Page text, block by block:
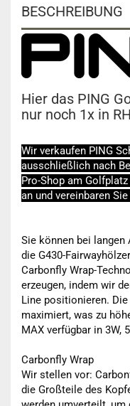
BESCHREIBUNG
Hier das PING
nur noch 1x in
Wir verkaufen PING
ausschließlich nach
Pro-Shop am
an und vereinbaren
Sie können bei langen
die G430-
Carbonfly Wrap-
erzeugen, indem wir
Line positionieren.
maximiert, was zu
MAX verfügbar in 3W,
Carbonfly Wrap
Wir stellen vor:
die Großteile des